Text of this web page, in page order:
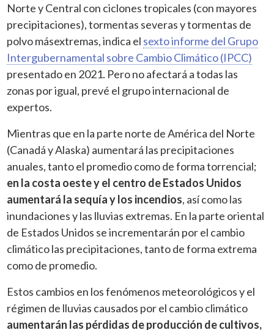
Norte y Central con ciclones tropicales (con mayores
precipitaciones), tormentas severas y tormentas de
polvo másextremas, indica el sexto informe del Grupo
Intergubernamental sobre Cambio Climático (IPCC)
presentado en 2021. Pero no afectará a todas las
zonas por igual, prevé el grupo internacional de
expertos.
Mientras que en la parte norte de América del Norte
(Canadá y Alaska) aumentará las precipitaciones
anuales, tanto el promedio como de forma torrencial;
en la costa oeste y el centro de Estados Unidos
aumentará la sequía y los incendios, así como las
inundaciones y las lluvias extremas. En la parte oriental
de Estados Unidos se incrementarán por el cambio
climático las precipitaciones, tanto de forma extrema
como de promedio.
Estos cambios en los fenómenos meteorológicos y el
régimen de lluvias causados por el cambio climático
aumentarán las pérdidas de producción de cultivos,